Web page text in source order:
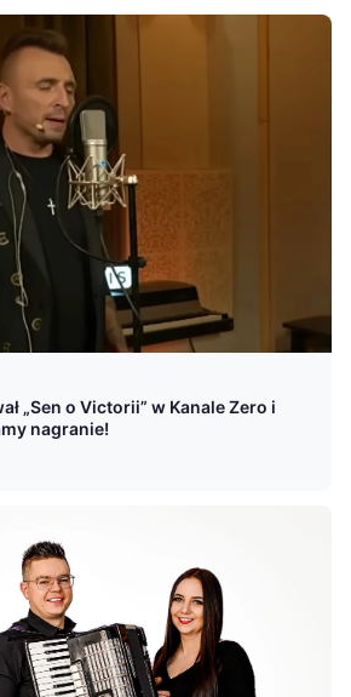
„Sen o Victorii” w Kanale Zero i
nagranie!